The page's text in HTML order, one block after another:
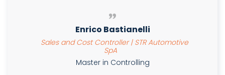
Enrico Bastianelli
Sales and Cost Controller | STR Automotive
SpA
Master in Controlling